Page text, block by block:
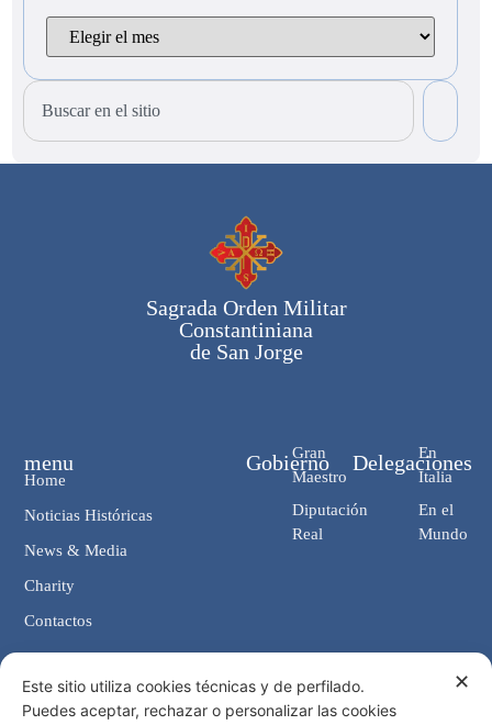
Sagrada Orden Militar
Constantiniana
de San Jorge
Gobierno
Gran
Maestro
Diputación
Real
Delegaciones
En
Italia
En el
Mundo
menu
Home
Noticias Históricas
News & Media
Charity
Contactos
Contactos
Cancillería: Via Giosuè Carducci, 4 00187 Roma (IT)
✕
Este sitio utiliza cookies técnicas y de perfilado.
Puedes aceptar, rechazar o personalizar las cookies